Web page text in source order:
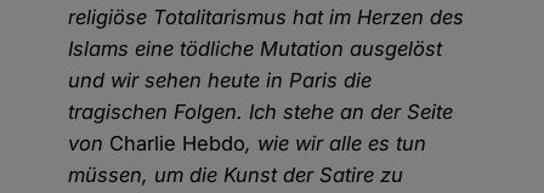
religiöse Totalitarismus hat im Herzen des
Islams eine tödliche Mutation ausgelöst
und wir sehen heute in Paris die
tragischen Folgen. Ich stehe an der Seite
von Charlie Hebdo, wie wir alle es tun
müssen, um die Kunst der Satire zu